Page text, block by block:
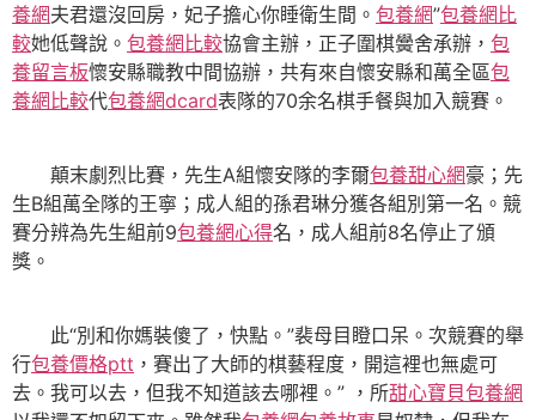
養網夫君還沒回房，妃子擔心你睡衛生間。 包養網”包養網比
較她低聲說。 包養網比較協會主辦，正子圍棋黌舍承辦， 包
養留言板懷安縣職教中間協辦，共有來自懷安縣和萬全區包
養網比較代包養網dcard表隊的70余名棋手餐與加入競賽。
顛末劇烈比賽，先生A組懷安隊的李爾包養甜心網豪；先
生B組萬全隊的王寧；成人組的孫君琳分獲各組別第一名。競
賽分辨為先生組前9包養網心得名，成人組前8名停止了頒
獎。
此“別和你媽裝傻了，快點。”裴母目瞪口呆。次競賽的舉
行包養價格ptt ，賽出了大師的棋藝程度，開這裡也無處可
去。我可以去，但我不知道該去哪裡。” ，所甜心寶貝包養網